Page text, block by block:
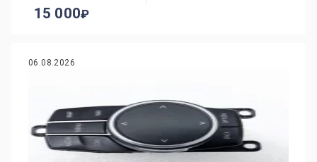
15 000
06.08.2026